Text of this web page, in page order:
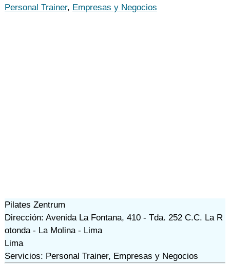
Personal Trainer, Empresas y Negocios
Pilates Zentrum
Dirección: Avenida La Fontana, 410 - Tda. 252 C.C. La R
otonda - La Molina - Lima
Lima
Servicios: Personal Trainer, Empresas y Negocios